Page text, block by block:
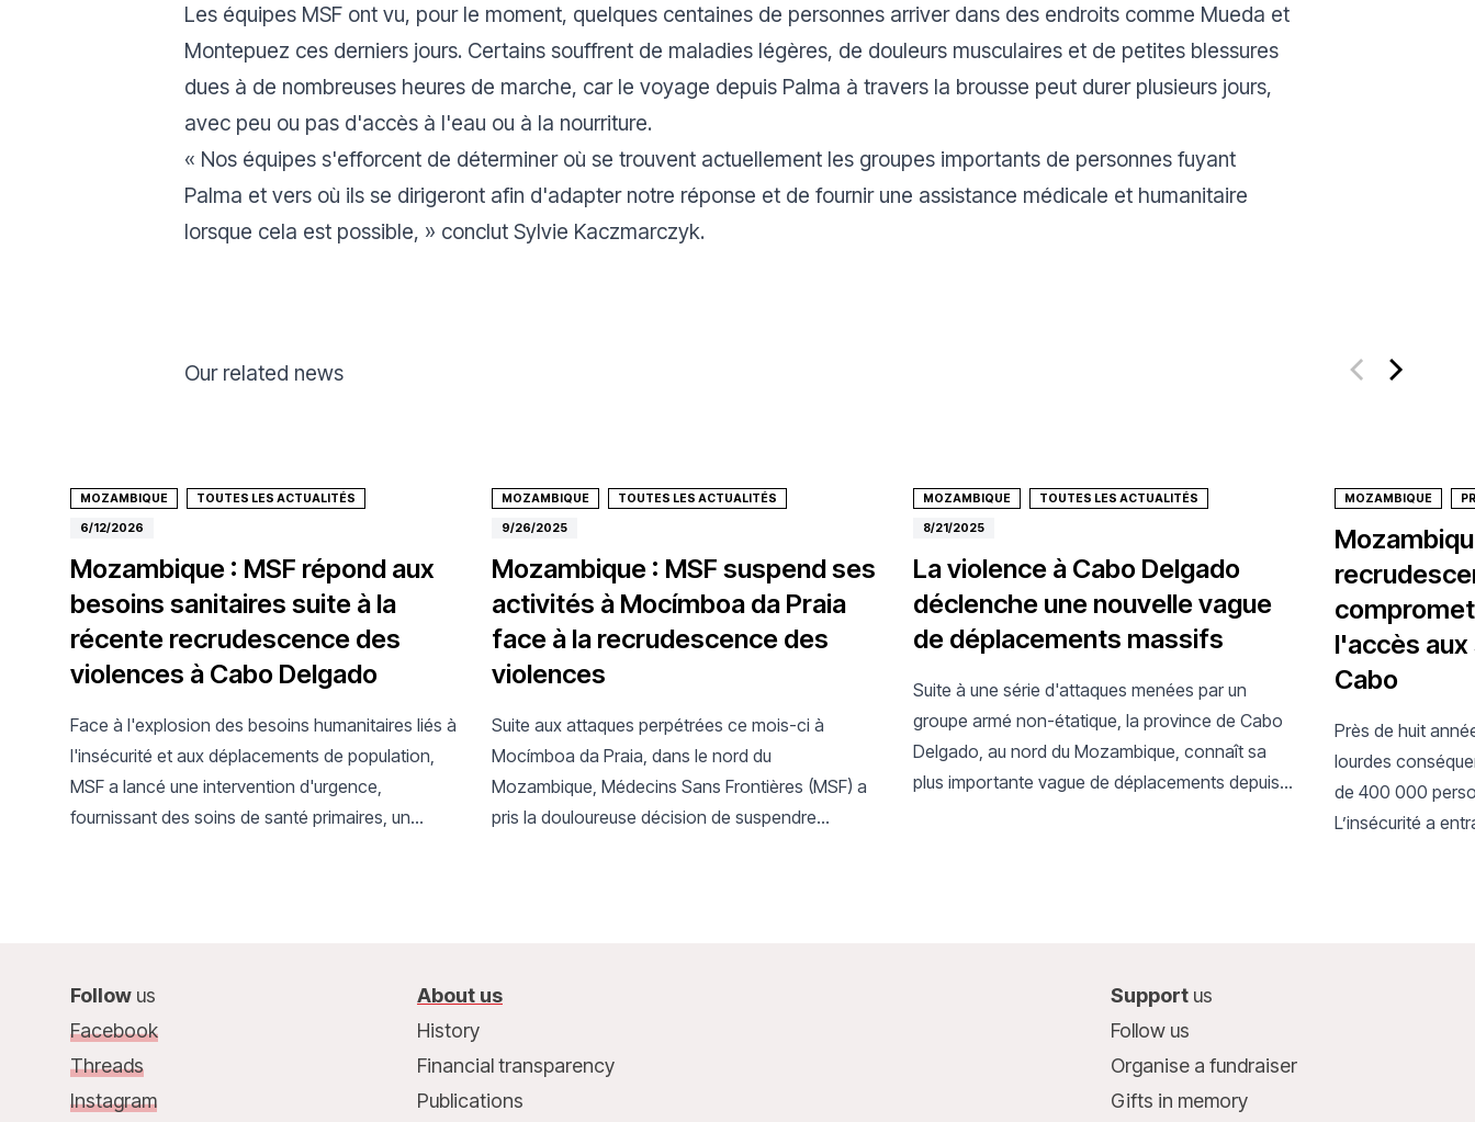
Les équipes MSF ont vu, pour le moment, quelques centaines de personnes arriver dans des endroits comme Mueda et
Montepuez ces derniers jours. Certains souffrent de maladies légères, de douleurs musculaires et de petites blessures
dues à de nombreuses heures de marche, car le voyage depuis Palma à travers la brousse peut durer plusieurs jours,
avec peu ou pas d'accès à l'eau ou à la nourriture.
« Nos équipes s'efforcent de déterminer où se trouvent actuellement les groupes importants de personnes fuyant
Palma et vers où ils se dirigeront afin d'adapter notre réponse et de fournir une assistance médicale et humanitaire
lorsque cela est possible, » conclut Sylvie Kaczmarczyk.
Our related news
MOZAMBIQUE TOUTES LES ACTUALITÉS
6/12/2026
Mozambique : MSF répond aux
besoins sanitaires suite à la
récente recrudescence des
violences à Cabo Delgado
Face à l'explosion des besoins humanitaires liés à
l'insécurité et aux déplacements de population,
MSF a lancé une intervention d'urgence,
fournissant des soins de santé primaires, un
MOZAMBIQUE TOUTES LES ACTUALITÉS
9/26/2025
Mozambique : MSF suspend ses
activités à Mocímboa da Praia
face à la recrudescence des
violences
Suite aux attaques perpétrées ce mois-ci à
Mocímboa da Praia, dans le nord du
Mozambique, Médecins Sans Frontières (MSF) a
pris la douloureuse décision de suspendre
MOZAMBIQUE TOUTES LES ACTUALITÉS
8/21/2025
La violence à Cabo Delgado
déclenche une nouvelle vague
de déplacements massifs
Suite à une série d'attaques menées par un
groupe armé non-étatique, la province de Cabo
Delgado, au nord du Mozambique, connaît sa
plus importante vague de déplacements depuis
MOZAMBIQUE
l'accès aux
Cabo
Près de huit
lourdes
de 400 000
L’insécurité a
Follow us
Facebook
Threads
Instagram
About us
History
Financial transparency
Publications
Support us
Follow us
Organise a fundraiser
Gifts in memory